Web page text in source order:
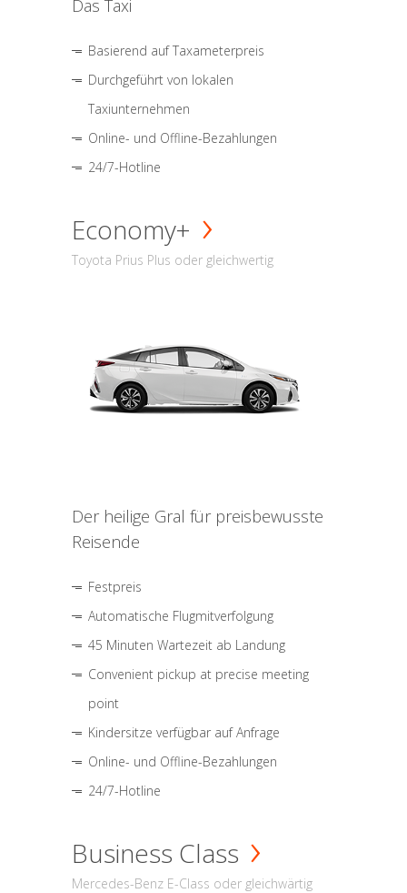
Das Taxi
Basierend auf Taxameterpreis
Durchgeführt von lokalen
Taxiunternehmen
Online- und Offline-Bezahlungen
24/7-Hotline
Economy+
Toyota Prius Plus oder gleichwertig
Der heilige Gral für preisbewusste
Reisende
Festpreis
Automatische Flugmitverfolgung
45 Minuten Wartezeit ab Landung
Convenient pickup at precise meeting
point
Kindersitze verfügbar auf Anfrage
Online- und Offline-Bezahlungen
24/7-Hotline
Business Class
Mercedes-Benz E-Class oder gleichwärtig